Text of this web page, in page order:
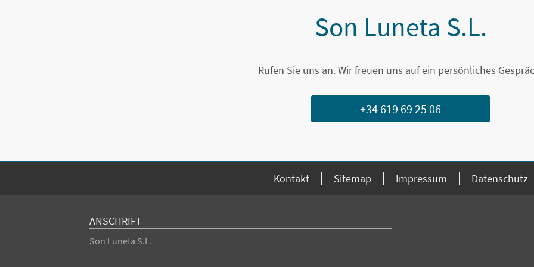
Son Luneta S.L.
Rufen Sie uns an. Wir freuen uns auf ein persönliches
+34 619 69 25 06
Kontakt Sitemap Impressum Datenschutz
ANSCHRIFT
Son Luneta S.L.